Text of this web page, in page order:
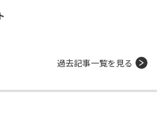
過去記事一覧を見る